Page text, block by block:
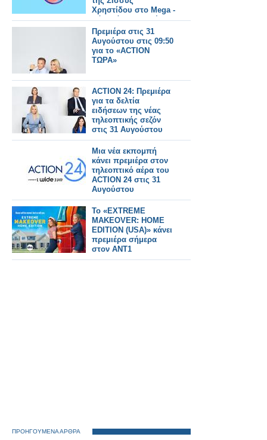
Χρηστίδου στο Mega -
Πότε κάνει πρεμιέρα;
Πρεμιέρα στις 31
Αυγούστου στις 09:50
για το «ACTION
ΤΩΡΑ»
ACTION 24: Πρεμιέρα
για τα δελτία
ειδήσεων της νέας
τηλεοπτικής σεζόν
στις 31 Αυγούστου
Μια νέα εκπομπή
κάνει πρεμιέρα στον
τηλεοπτικό αέρα του
ACTION 24 στις 31
Αυγούστου
Το «EXTREME
MAKEOVER: HOME
EDITION (USA)» κάνει
πρεμιέρα σήμερα
στον ΑΝΤ1
ΠΡΟΗΓΟΥΜΕΝΑ ΑΡΘΡΑ